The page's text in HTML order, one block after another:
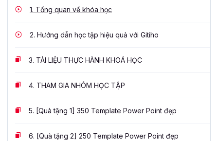
1. Tổng quan về khóa học
2. Hướng dẫn học tập hiệu quả với Gitiho
3. TÀI LIỆU THỰC HÀNH KHOÁ HỌC
4. THAM GIA NHÓM HỌC TẬP
5. [Quà tặng 1] 350 Template Power Point đẹp
6. [Quà tặng 2] 250 Template Power Point đẹp